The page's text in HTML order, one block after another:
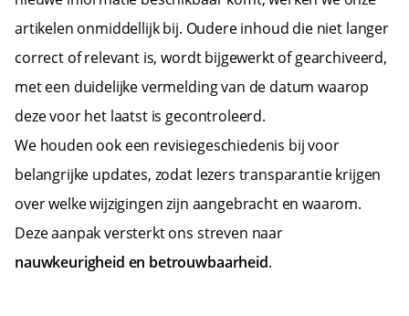
artikelen onmiddellijk bij. Oudere inhoud die niet langer
correct of relevant is, wordt bijgewerkt of gearchiveerd,
met een duidelijke vermelding van de datum waarop
deze voor het laatst is gecontroleerd.
We houden ook een revisiegeschiedenis bij voor
belangrijke updates, zodat lezers transparantie krijgen
over welke wijzigingen zijn aangebracht en waarom.
Deze aanpak versterkt ons streven naar
nauwkeurigheid en betrouwbaarheid.